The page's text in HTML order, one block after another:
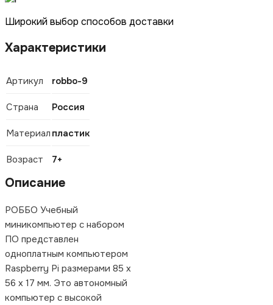
Широкий выбор способов доставки
Характеристики
Артикул robbo-9
Страна Россия
Материал пластик
Возраст 7+
Описание
РОББО Учебный
миникомпьютер с набором
ПО представлен
одноплатным компьютером
Raspberry Pi размерами 85 х
56 х 17 мм. Это автономный
компьютер с высокой